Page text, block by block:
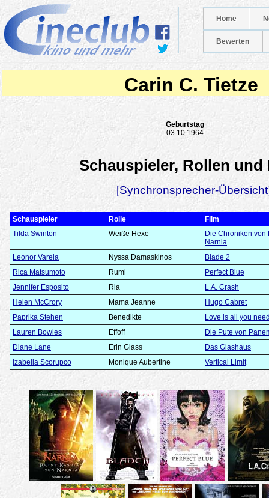
Home
Bewerten
Carin C. Tietze
Geburtstag
03.10.1964
Schauspieler, Rollen und
[Synchronsprecher-
Schauspieler Rolle
Film
Tilda Swinton
Weiße Hexe
Die Chroniken von
Narnia
Leonor Varela
Nyssa Damaskinos
Blade 2
Rica Matsumoto
Rumi
Perfect Blue
Jennifer Esposito
Ria
L.A. Crash
Helen McCrory
Mama Jeanne
Hugo Cabret
Paprika Stehen
Benedikte
Love is all you
Lauren Bowles
Effoff
Die Pute von
Diane Lane
Erin Glass
Das Glashaus
Izabella Scorupco
Monique Aubertine Vertical Limit